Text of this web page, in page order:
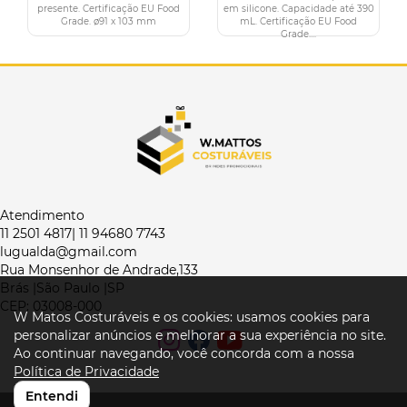
presente. Certificação EU Food
Grade. ø91 x 103 mm
em silicone. Capacidade até 390
mL. Certificação EU Food
Grade....
Atendimento
11 2501 4817| 11 94680 7743
lugualda@gmail.com
Rua Monsenhor de Andrade,133
Brás |São Paulo |SP
CEP: 03008-000
W Matos Costuráveis e os cookies: usamos cookies para
personalizar anúncios e melhorar a sua experiência no site.
Ao continuar navegando, você concorda com a nossa
Política de Privacidade
Entendi